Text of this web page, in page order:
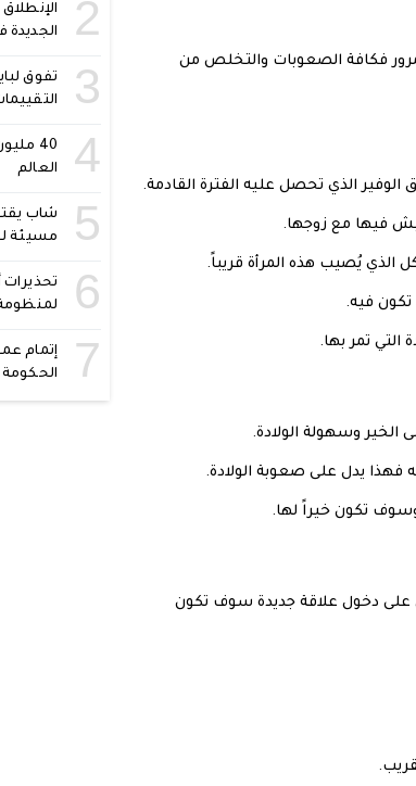
فكافة الصعوبات والتخلص من
الوفير الذي تحصل عليه الفترة القادمة.
فيها مع زوجها.
الذي يُصيب هذه المرأة قريباً.
تكون فيه.
التي تمر بها.
الخير وسهولة الولادة.
يدل على صعوبة الولادة.
وسوف تكون خيراً لها.
على دخول علاقة جديدة سوف تكون
2
الجديدة
3
تفوق
4
40
العالم
5
شاب
مسيئة
6
تحذيرات
لمنظومة
7
إتمام
الحكومة